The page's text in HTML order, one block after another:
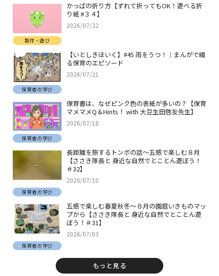
かっぱの折り方【ずれて折ってもOK！遊べる折
り紙 #３４】
2026/07/22
製作・遊び
【いとしきほいく】#45 雨をうつ！｜まんがで綴
る保育のエピソード
2026/07/21
保育者の学び
保育書は、なぜピンク色の表紙が多いの？【保育
マメマメQ＆Hints！ with 大豆生田啓友先生】
2026/07/18
保育者の学び
長距離を旅するトンボの話～五感で楽しむ８月
【ささき隊長と 身近な自然でとことん遊ぼう！
＃32】
2026/07/10
保育者の学び
五感で楽しむ春夏秋冬～８月の園庭いきものマッ
プから【ささき隊長と 身近な自然でとことん遊
ぼう！＃31】
2026/07/03
保育者の学び
もっと見る